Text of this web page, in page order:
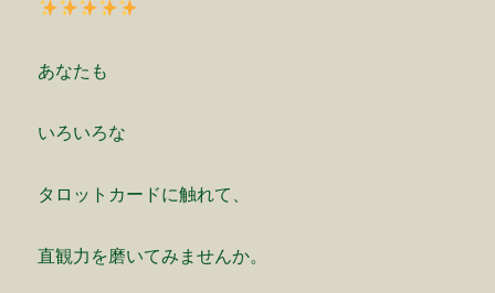
あなたも
いろいろな
タロットカードに触れて、
直観力を磨いてみませんか。